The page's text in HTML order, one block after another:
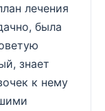
лечения
была
знает
к нему